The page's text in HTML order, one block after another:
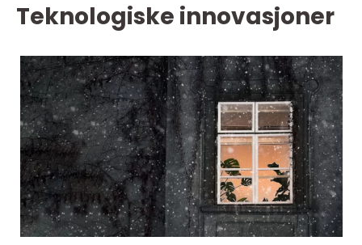
Teknologiske innovasjoner